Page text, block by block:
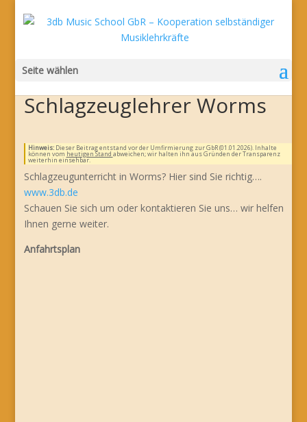
Seite wählen
Schlagzeuglehrer Worms
Hinweis:Dieser Beitrag entstand vor der Umfirmierung zur GbR (01.01.2026). Inhalte
können vom heutigen Stand abweichen; wir halten ihn aus Gründen der Transparenz
weiterhin einsehbar.
Schlagzeugunterricht in Worms? Hier sind Sie richtig….
www.3db.de
Schauen Sie sich um oder kontaktieren Sie uns… wir helfen
Ihnen gerne weiter.
Anfahrtsplan